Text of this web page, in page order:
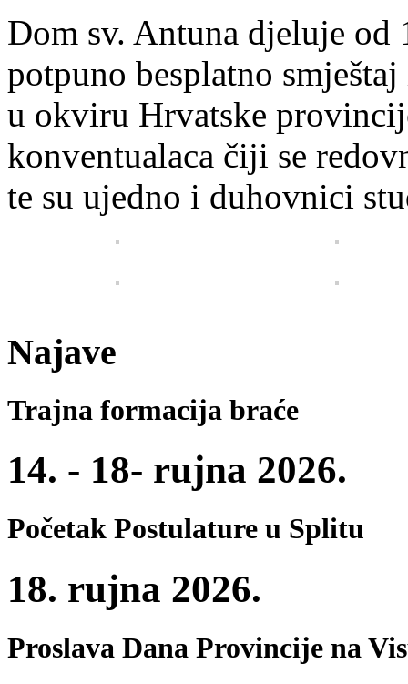
Dom sv. Antuna djeluje od
potpuno besplatno
u okviru Hrvatske
konventualaca čiji se
te su ujedno i duhovnici
Najave
Trajna formacija braće
14. - 18- rujna 2026.
Početak Postulature u Splitu
18. rujna 2026.
Proslava Dana Provincije na